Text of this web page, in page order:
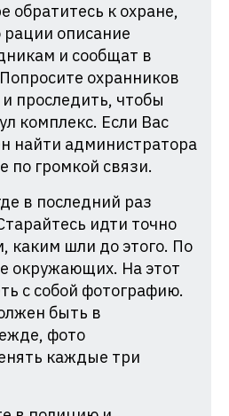
обратитесь к охране,
описание
и сообщат в
охранников
проследить, чтобы
комплекс. Если Вас
найти администратора
по громкой связи.
в последний раз
идти точно
каким шли до этого. По
окружающих. На этот
с собой фотографию.
быть в
фото
каждые три